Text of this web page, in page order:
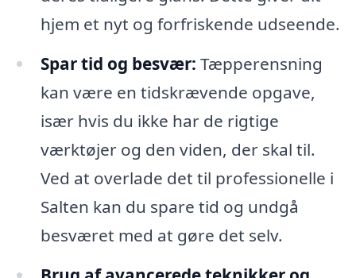
hjem et nyt og forfriskende udseende.
Spar tid og besvær: Tæpperensning
kan være en tidskrævende opgave,
især hvis du ikke har de rigtige
værktøjer og den viden, der skal til.
Ved at overlade det til professionelle i
Salten kan du spare tid og undgå
besværet med at gøre det selv.